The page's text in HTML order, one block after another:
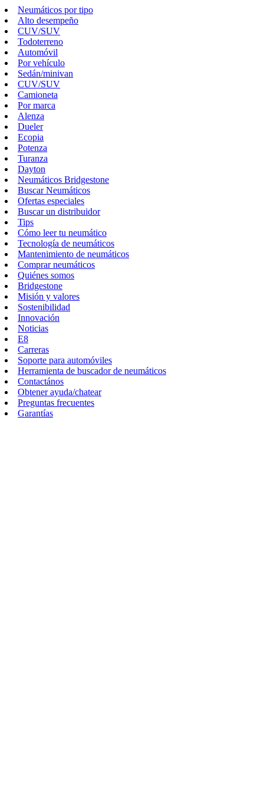
Neumáticos por tipo
Alto desempeño
CUV/SUV
Todoterreno
Automóvil
Por vehículo
Sedán/minivan
CUV/SUV
Camioneta
Por marca
Alenza
Dueler
Ecopia
Potenza
Turanza
Dayton
Neumáticos Bridgestone
Buscar Neumáticos
Ofertas especiales
Buscar un distribuidor
Tips
Cómo leer tu neumático
Tecnología de neumáticos
Mantenimiento de neumáticos
Comprar neumáticos
Quiénes somos
Bridgestone
Misión y valores
Sostenibilidad
Innovación
Noticias
E8
Carreras
Soporte para automóviles
Herramienta de buscador de neumáticos
Contactános
Obtener ayuda/chatear
Preguntas frecuentes
Garantías